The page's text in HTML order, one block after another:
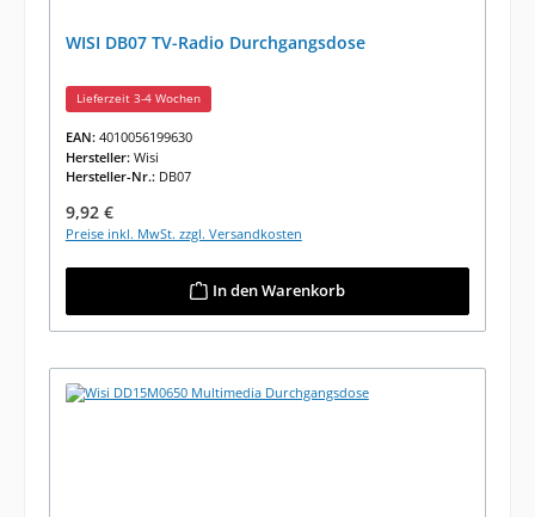
WISI DB07 TV-Radio Durchgangsdose
Lieferzeit 3-4 Wochen
EAN: 4010056199630
Hersteller: Wisi
Hersteller-Nr.: DB07
Regulärer Preis:
9,92 €
Preise inkl. MwSt. zzgl. Versandkosten
In den Warenkorb